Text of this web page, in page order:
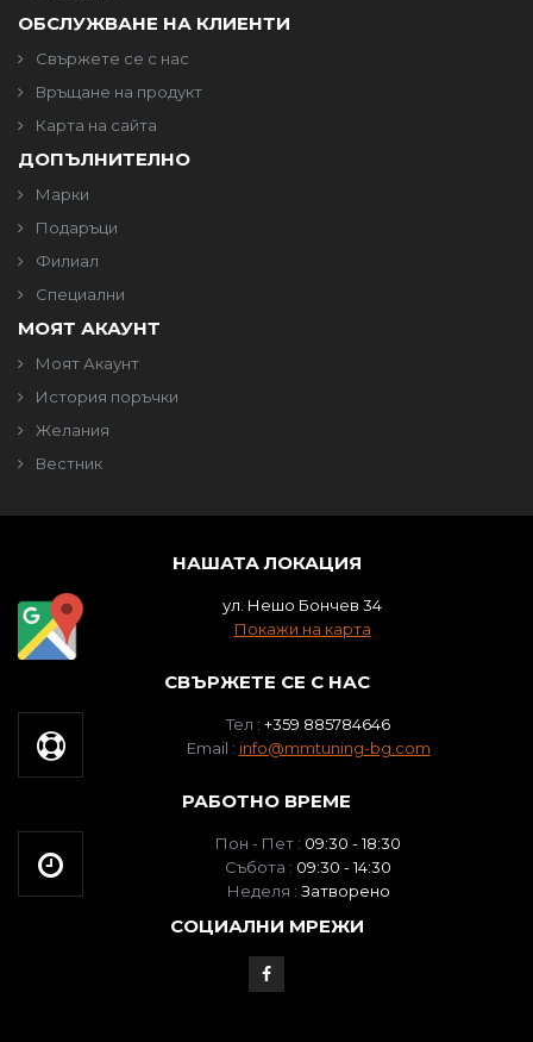
ОБСЛУЖВАНЕ НА КЛИЕНТИ
Свържете се с нас
Връщане на продукт
Карта на сайта
ДОПЪЛНИТЕЛНО
Марки
Подаръци
Филиал
Специални
МОЯТ АКАУНТ
Моят Акаунт
История поръчки
Желания
Вестник
НАШАТА ЛОКАЦИЯ
ул. Нешо Бончев 34
Покажи на карта
СВЪРЖЕТЕ СЕ С НАС
Тел : +359 885784646
Email : info@mmtuning-bg.com
РАБОТНО ВРЕМЕ
Пон - Пет : 09:30 - 18:30
Събота : 09:30 - 14:30
Неделя : Затворено
СОЦИАЛНИ МРЕЖИ